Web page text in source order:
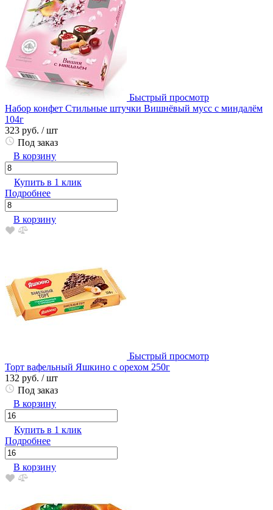
Быстрый просмотр
Набор конфет Стильные штучки Вишнёвый мусс с миндалём
104г
323 руб. / шт
Под заказ
В корзину
Купить в 1 клик
Подробнее
В корзину
Быстрый просмотр
Торт вафельный Яшкино с орехом 250г
132 руб. / шт
Под заказ
В корзину
Купить в 1 клик
Подробнее
В корзину